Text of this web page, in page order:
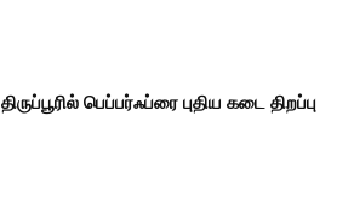
திருப்பூரில் பெப்பர்ஃப்ரை புதிய கடை திறப்பு